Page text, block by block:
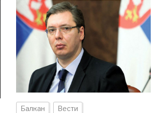
Балкан Вести